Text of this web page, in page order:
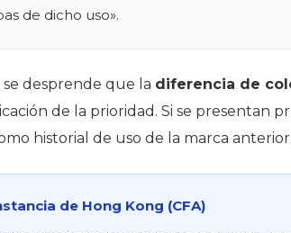
de dicho uso».
desprende que la diferencia de
de la prioridad. Si se presentan
historial de uso de la marca
de Hong Kong (CFA)